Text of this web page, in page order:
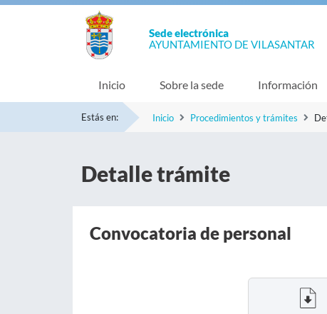
Sede electrónica
AYUNTAMIENTO DE VILASANTAR
Inicio Sobre la sede Información
Estás en: Inicio Procedimientos y trámites
Detalle trámite
Convocatoria de personal